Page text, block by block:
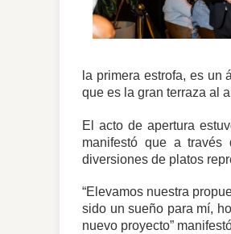
la primera estrofa, es un
que es la gran terraza al
El acto de apertura
manifestó que a
diversiones de platos
“Elevamos nuestra
sido un sueño para mí,
nuevo proyecto”